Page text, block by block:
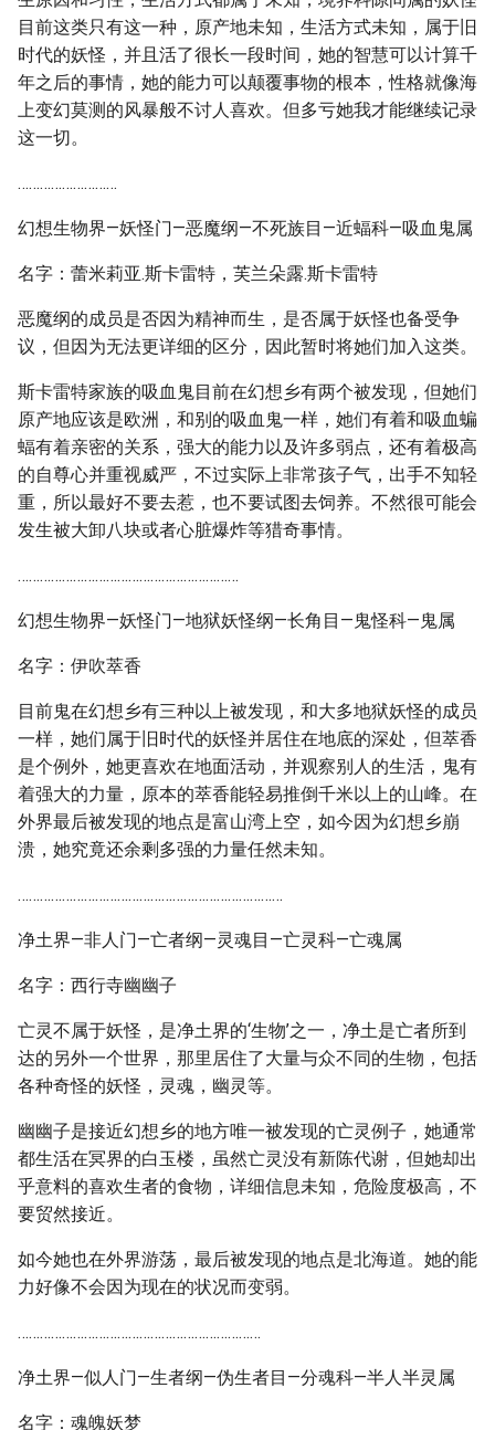
目前这类只有这一种，原产地未知，生活方式未知，属于旧
时代的妖怪，并且活了很长一段时间，她的智慧可以计算千
年之后的事情，她的能力可以颠覆事物的根本，性格就像海
上变幻莫测的风暴般不讨人喜欢。但多亏她我才能继续记录
这一切。
………………………
幻想生物界—妖怪门—恶魔纲—不死族目—近蝠科—吸血鬼属
名字：蕾米莉亚.斯卡雷特，芙兰朵露.斯卡雷特
恶魔纲的成员是否因为精神而生，是否属于妖怪也备受争
议，但因为无法更详细的区分，因此暂时将她们加入这类。
斯卡雷特家族的吸血鬼目前在幻想乡有两个被发现，但她们
原产地应该是欧洲，和别的吸血鬼一样，她们有着和吸血蝙
蝠有着亲密的关系，强大的能力以及许多弱点，还有着极高
的自尊心并重视威严，不过实际上非常孩子气，出手不知轻
重，所以最好不要去惹，也不要试图去饲养。不然很可能会
发生被大卸八块或者心脏爆炸等猎奇事情。
……………………………………………………
幻想生物界—妖怪门—地狱妖怪纲—长角目—鬼怪科—鬼属
名字：伊吹萃香
目前鬼在幻想乡有三种以上被发现，和大多地狱妖怪的成员
一样，她们属于旧时代的妖怪并居住在地底的深处，但萃香
是个例外，她更喜欢在地面活动，并观察别人的生活，鬼有
着强大的力量，原本的萃香能轻易推倒千米以上的山峰。在
外界最后被发现的地点是富山湾上空，如今因为幻想乡崩
溃，她究竟还余剩多强的力量任然未知。
………………………………………………………………
净土界—非人门—亡者纲—灵魂目—亡灵科—亡魂属
名字：西行寺幽幽子
亡灵不属于妖怪，是净土界的‘生物’之一，净土是亡者所到
达的另外一个世界，那里居住了大量与众不同的生物，包括
各种奇怪的妖怪，灵魂，幽灵等。
幽幽子是接近幻想乡的地方唯一被发现的亡灵例子，她通常
都生活在冥界的白玉楼，虽然亡灵没有新陈代谢，但她却出
乎意料的喜欢生者的食物，详细信息未知，危险度极高，不
要贸然接近。
如今她也在外界游荡，最后被发现的地点是北海道。她的能
力好像不会因为现在的状况而变弱。
…………………………………………………………
净土界—似人门—生者纲—伪生者目—分魂科—半人半灵属
名字：魂魄妖梦